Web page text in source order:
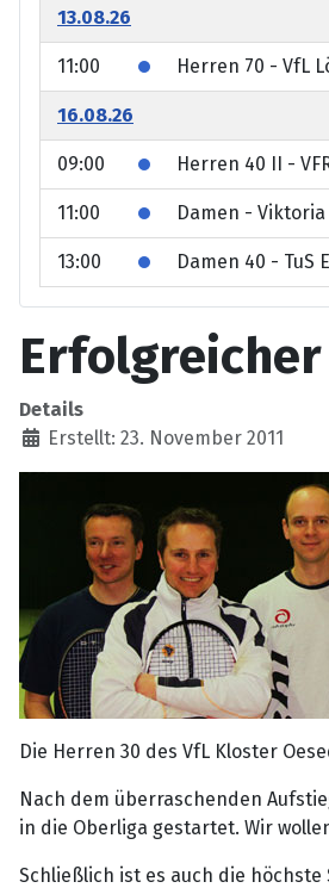
13.08.26
11:00 Herren 70 - VfL
16.08.26
09:00 Herren 40 II -
11:00 Damen - Viktoria
13:00 Damen 40 - TuS
Details
Erstellt: 23. November 2011
Die Herren 30 des VfL Kloster
Nach dem überraschenden
in die Oberliga gestartet. Wir
Schließlich ist es auch die